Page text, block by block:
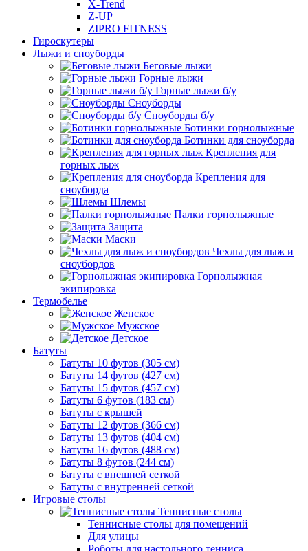
X-Trend
Z-UP
ZIPRO FITNESS
Гироскутеры
Лыжи и сноуборды
Беговые лыжи
Горные лыжи
Горные лыжи б/у
Сноуборды
Сноуборды б/у
Ботинки горнолыжные
Ботинки для сноуборда
Крепления для
горных лыж
Крепления для
сноуборда
Шлемы
Палки горнолыжные
Защита
Маски
Чехлы для лыж и
сноубордов
Горнолыжная
экипировка
Термобелье
Женское
Мужское
Детское
Батуты
Батуты 10 футов (305 см)
Батуты 14 футов (427 см)
Батуты 15 футов (457 см)
Батуты 6 футов (183 см)
Батуты с крышей
Батуты 12 футов (366 см)
Батуты 13 футов (404 см)
Батуты 16 футов (488 см)
Батуты 8 футов (244 см)
Батуты с внешней сеткой
Батуты с внутренней сеткой
Игровые столы
Теннисные столы
Теннисные столы для помещений
Для улицы
Роботы для настольного тенниса